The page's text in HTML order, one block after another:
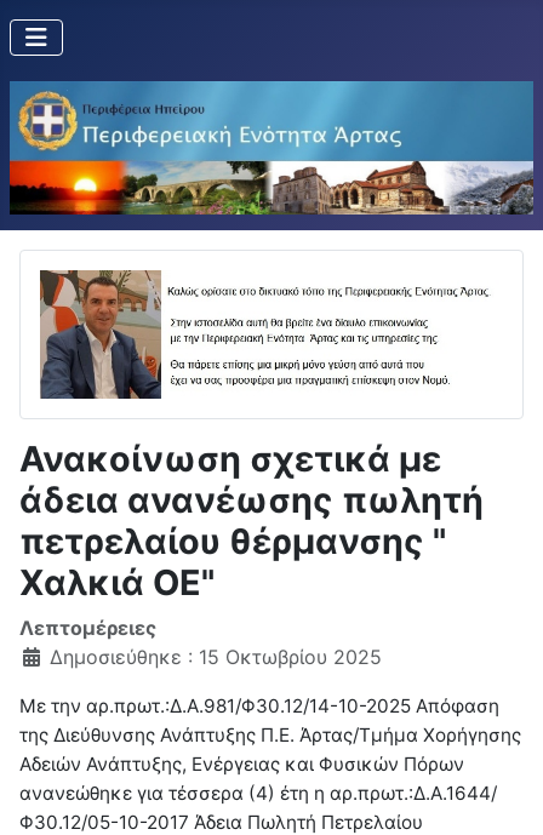
Ανακοίνωση σχετικά με
άδεια ανανέωσης πωλητή
πετρελαίου θέρμανσης "
Χαλκιά ΟΕ"
Λεπτομέρειες
Δημοσιεύθηκε : 15 Οκτωβρίου 2025
Με την αρ.πρωτ.:Δ.Α.981/Φ30.12/14-10-2025 Απόφαση
της Διεύθυνσης Ανάπτυξης Π.Ε. Άρτας/Τμήμα Χορήγησης
Αδειών Ανάπτυξης, Ενέργειας και Φυσικών Πόρων
ανανεώθηκε για τέσσερα (4) έτη η αρ.πρωτ.:Δ.Α.1644/
Φ30.12/05-10-2017 Άδεια Πωλητή Πετρελαίου